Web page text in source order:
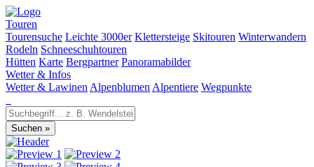
Touren
Tourensuche Leichte 3000er Klettersteige Skitouren Winterwandern
Rodeln Schneeschuhtouren
Hütten Karte Bergpartner Panoramabilder
Wetter & Infos
Wetter & Lawinen Alpenblumen Alpentiere Wegpunkte